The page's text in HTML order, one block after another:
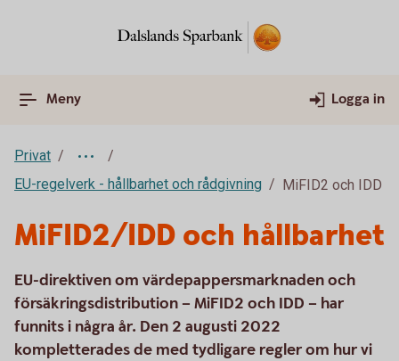
Meny Logga in
Privat
EU-regelverk - hållbarhet och rådgivning
MiFID2 och IDD
MiFID2/IDD och hållbarhet
EU-direktiven om värdepappersmarknaden och
försäkringsdistribution – MiFID2 och IDD – har
funnits i några år. Den 2 augusti 2022
kompletterades de med tydligare regler om hur vi